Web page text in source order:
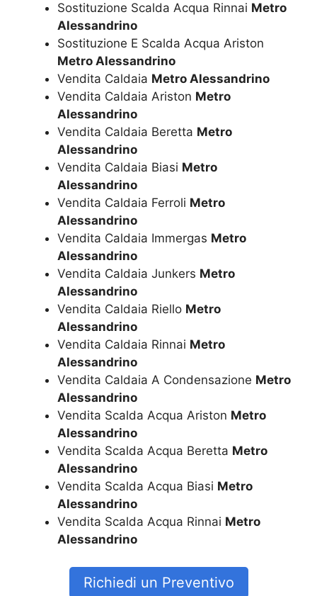
Sostituzione Scalda Acqua Rinnai Metro
Alessandrino
Sostituzione E Scalda Acqua Ariston
Metro Alessandrino
Vendita Caldaia Metro Alessandrino
Vendita Caldaia Ariston Metro
Alessandrino
Vendita Caldaia Beretta Metro
Alessandrino
Vendita Caldaia Biasi Metro
Alessandrino
Vendita Caldaia Ferroli Metro
Alessandrino
Vendita Caldaia Immergas Metro
Alessandrino
Vendita Caldaia Junkers Metro
Alessandrino
Vendita Caldaia Riello Metro
Alessandrino
Vendita Caldaia Rinnai Metro
Alessandrino
Vendita Caldaia A Condensazione Metro
Alessandrino
Vendita Scalda Acqua Ariston Metro
Alessandrino
Vendita Scalda Acqua Beretta Metro
Alessandrino
Vendita Scalda Acqua Biasi Metro
Alessandrino
Vendita Scalda Acqua Rinnai Metro
Alessandrino
Richiedi un Preventivo